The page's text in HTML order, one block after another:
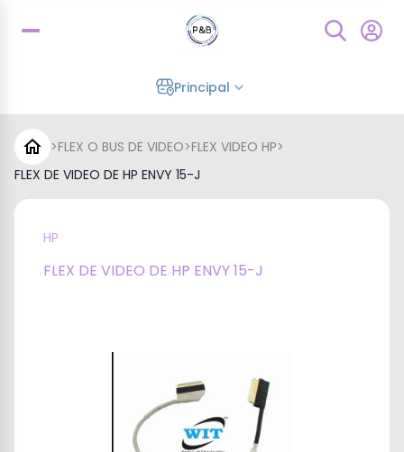
Principal
>FLEX O BUS DE VIDEO>FLEX VIDEO HP>
FLEX DE VIDEO DE HP ENVY 15-J
HP
FLEX DE VIDEO DE HP ENVY 15-J